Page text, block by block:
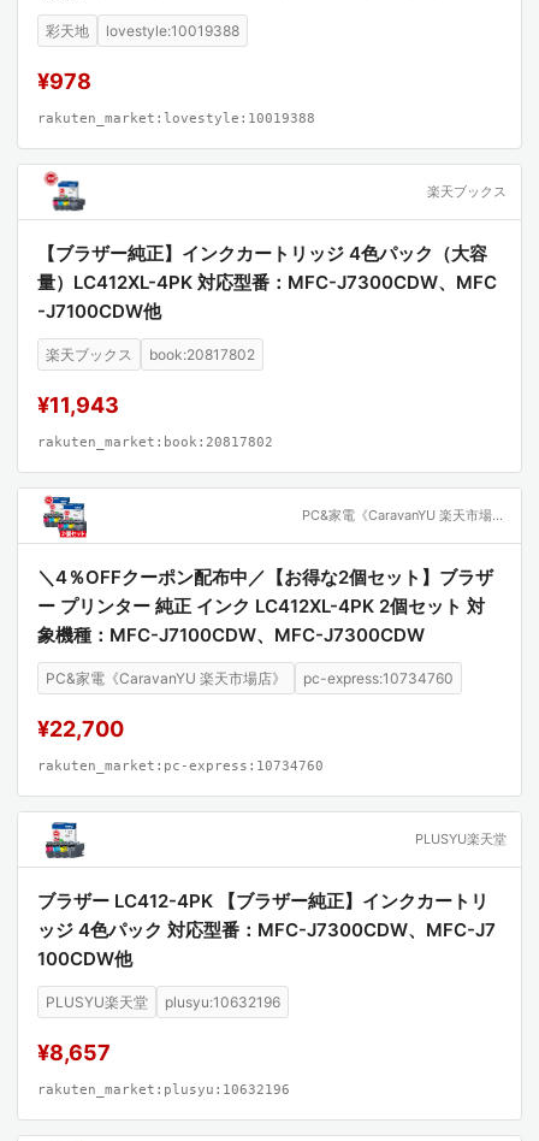
LC412Y LC412XLBK LC412XLC LC412XLM LC412XLY
MFC-J7100CDW MFC-J7300CDW)
彩天地 lovestyle:10019388
¥978
rakuten_market:lovestyle:10019388
楽天ブックス
【ブラザー純正】インクカートリッジ 4色パック（大容
量）LC412XL-4PK 対応型番：MFC-J7300CDW、MFC
-J7100CDW他
楽天ブックス book:20817802
¥11,943
rakuten_market:book:20817802
PC&家電《CaravanYU 楽天市場店》
＼4％OFFクーポン配布中／【お得な2個セット】ブラザ
ー プリンター 純正 インク LC412XL-4PK 2個セット 対
象機種：MFC-J7100CDW、MFC-J7300CDW
PC&家電《CaravanYU 楽天市場店》 pc-express:10734760
¥22,700
rakuten_market:pc-express:10734760
PLUSYU楽天堂
ブラザー LC412-4PK 【ブラザー純正】インクカートリ
ッジ 4色パック 対応型番：MFC-J7300CDW、MFC-J7
100CDW他
PLUSYU楽天堂 plusyu:10632196
¥8,657
rakuten_market:plusyu:10632196